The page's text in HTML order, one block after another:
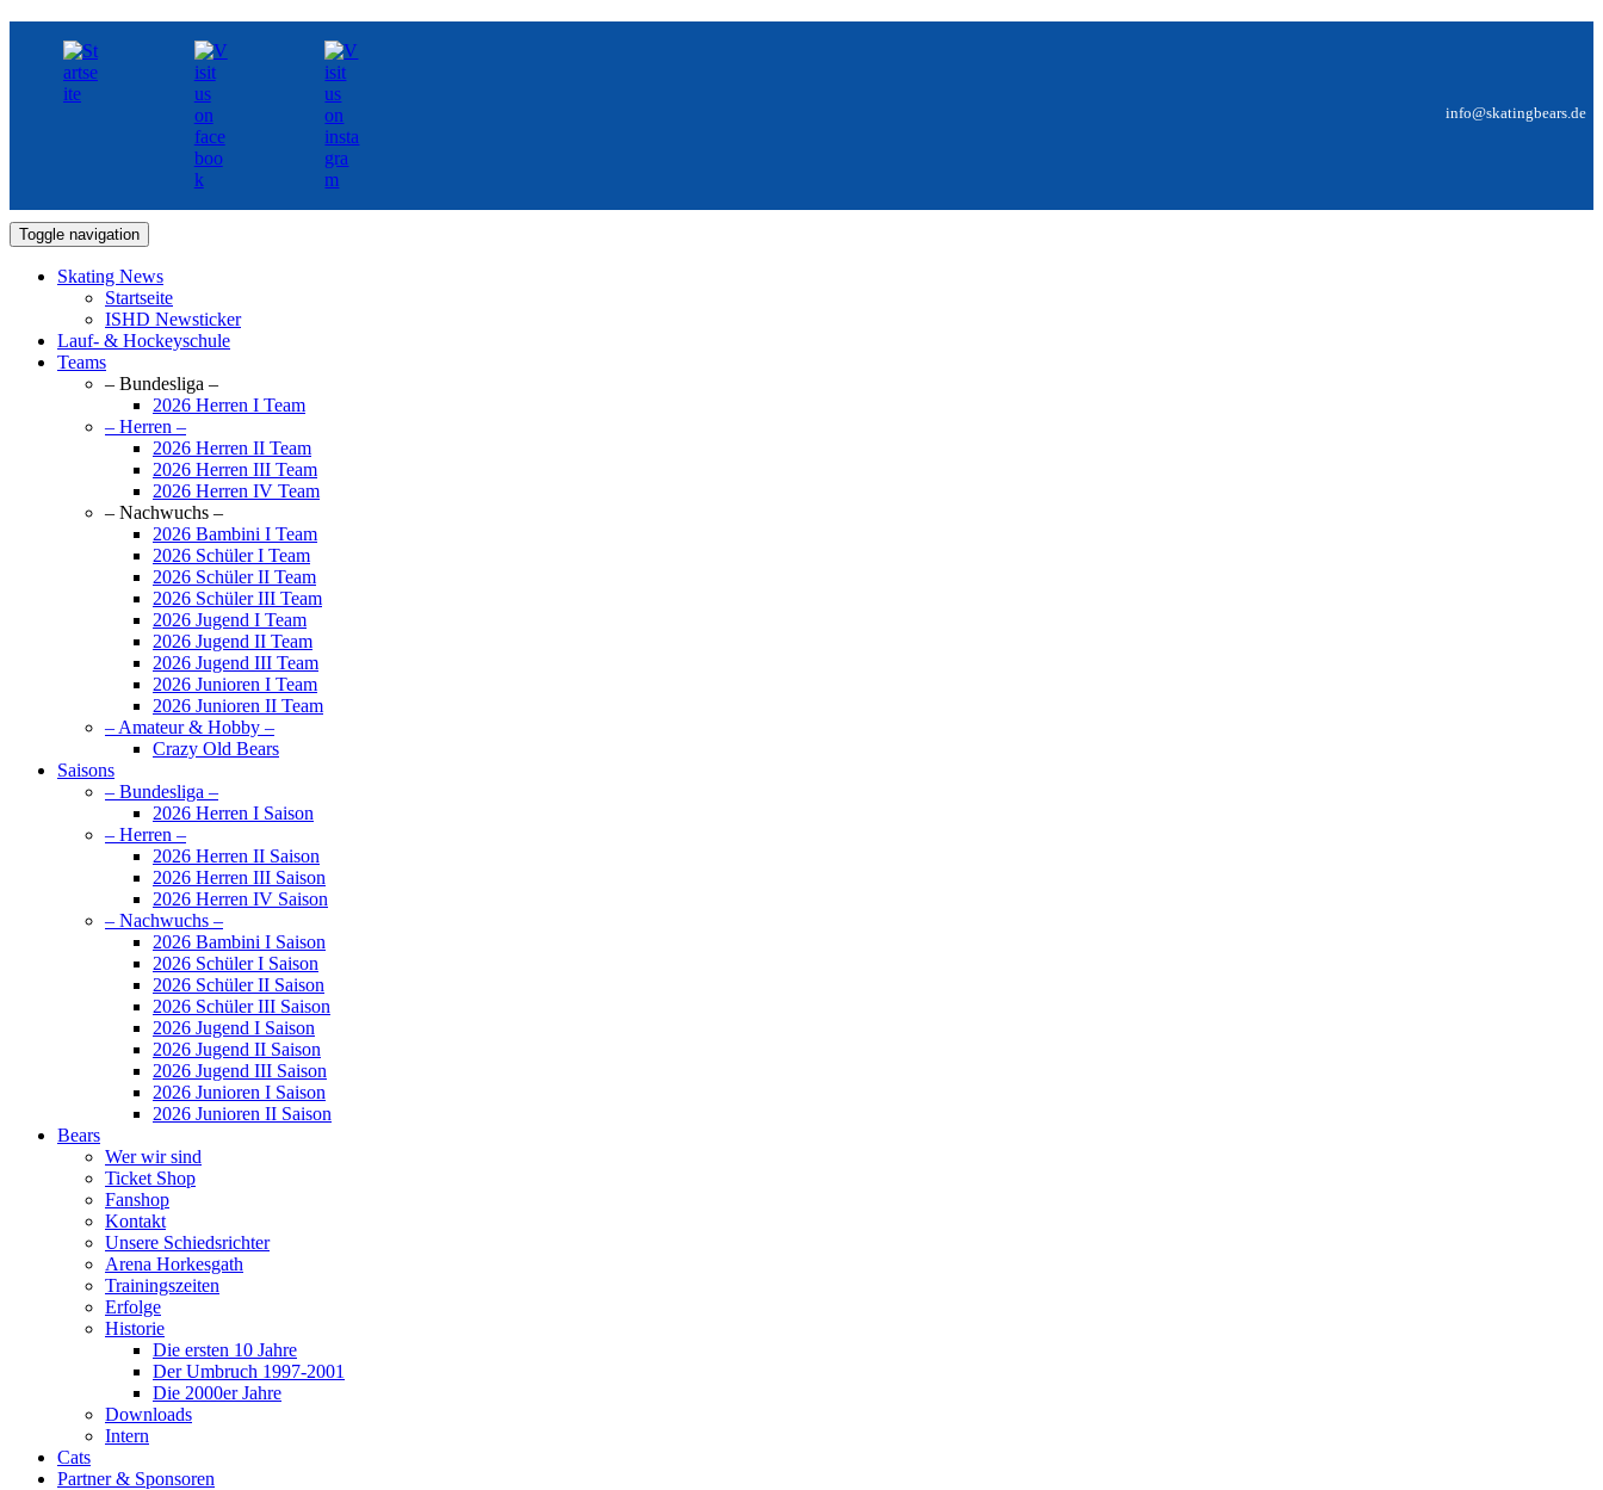
info@skatingbears.de
Toggle navigation
Skating News
Startseite
ISHD Newsticker
Lauf- & Hockeyschule
Teams
– Bundesliga –
2026 Herren I Team
– Herren –
2026 Herren II Team
2026 Herren III Team
2026 Herren IV Team
– Nachwuchs –
2026 Bambini I Team
2026 Schüler I Team
2026 Schüler II Team
2026 Schüler III Team
2026 Jugend I Team
2026 Jugend II Team
2026 Jugend III Team
2026 Junioren I Team
2026 Junioren II Team
– Amateur & Hobby –
Crazy Old Bears
Saisons
– Bundesliga –
2026 Herren I Saison
– Herren –
2026 Herren II Saison
2026 Herren III Saison
2026 Herren IV Saison
– Nachwuchs –
2026 Bambini I Saison
2026 Schüler I Saison
2026 Schüler II Saison
2026 Schüler III Saison
2026 Jugend I Saison
2026 Jugend II Saison
2026 Jugend III Saison
2026 Junioren I Saison
2026 Junioren II Saison
Bears
Wer wir sind
Ticket Shop
Fanshop
Kontakt
Unsere Schiedsrichter
Arena Horkesgath
Trainingszeiten
Erfolge
Historie
Die ersten 10 Jahre
Der Umbruch 1997-2001
Die 2000er Jahre
Downloads
Intern
Cats
Partner & Sponsoren